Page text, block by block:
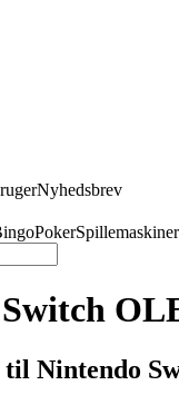
Nyhedsbrev
PokerSpillemaskiner
Nintendo